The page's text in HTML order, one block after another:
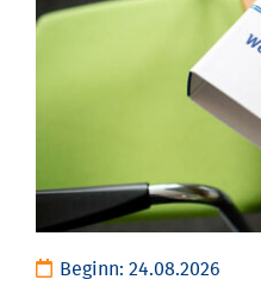
Beginn: 24.08.2026